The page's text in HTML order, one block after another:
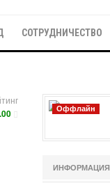
СОТРУДНИЧЕСТВО
Оффлайн
ИНФОРМАЦИЯ